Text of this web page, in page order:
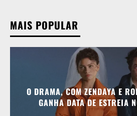
MAIS POPULAR
O DRAMA, COM ZENDAYA E
GANHA DATA DE ESTREIA